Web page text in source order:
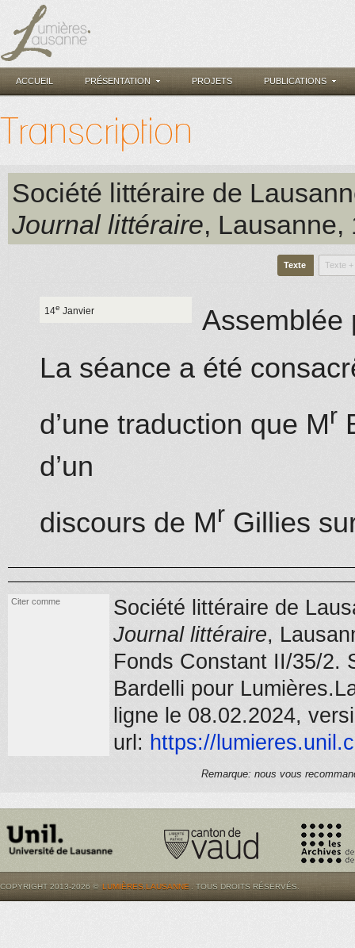
ACCUEIL PRÉSENTATION PROJETS PUBLICATIONS
Transcription
Société littéraire de
Journal littéraire, Lausanne,
Texte Texte
14e Janvier
Assemblée
La séance a été
d’une traduction que Mr
d’un
discours de Mr Gillies
Citer comme
Société littéraire de
Journal littéraire,
Fonds Constant II/35/2.
Bardelli pour
ligne le 08.02.2024,
url: https://
Remarque: nous vous
COPYRIGHT 2013-2026 © LUMIÈRES.LAUSANNE . TOUS DROITS RÉSERVÉS.